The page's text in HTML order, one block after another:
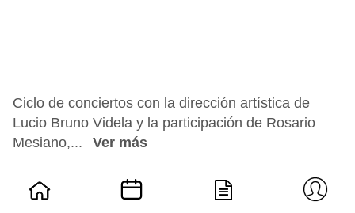
Ciclo de conciertos con la dirección artística de
Lucio Bruno Videla y la participación de Rosario
Mesiano,...
Ver más